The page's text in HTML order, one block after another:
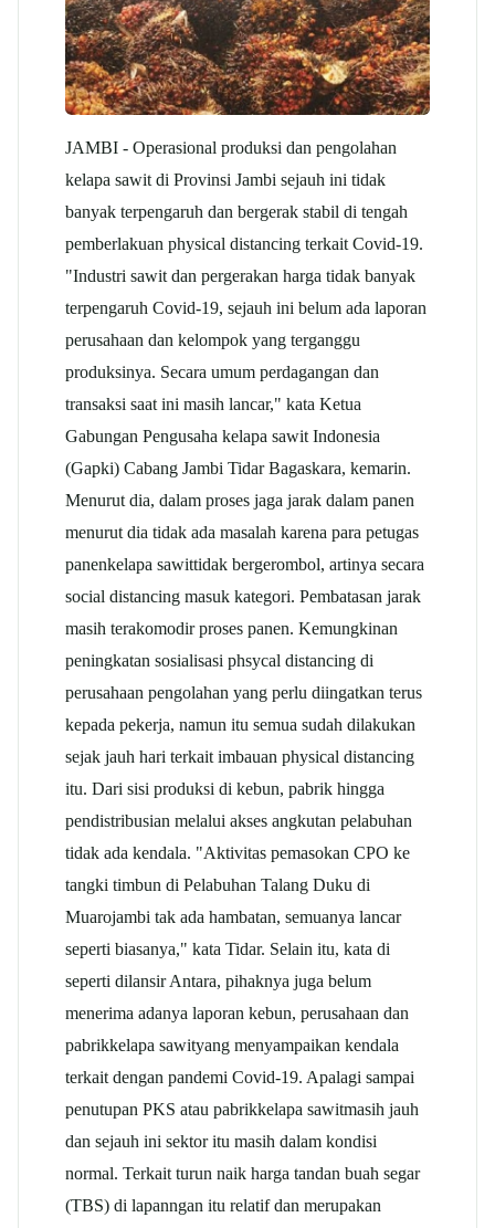
JAMBI - Operasional produksi dan pengolahan
kelapa sawitdi Provinsi Jambi sejauh ini tidak
banyak terpengaruh dan bergerak stabil di tengah
pemberlakuan physical distancing terkait Covid-19.
"Industri sawit dan pergerakan harga tidak banyak
terpengaruh Covid-19, sejauh ini belum ada laporan
perusahaan dan kelompok yang terganggu
produksinya. Secara umum perdagangan dan
transaksi saat ini masih lancar," kata Ketua
Gabungan Pengusaha kelapa sawitIndonesia
(Gapki) Cabang Jambi Tidar Bagaskara, kemarin.
Menurut dia, dalam proses jaga jarak dalam panen
menurut dia tidak ada masalah karena para petugas
panenkelapa sawittidak bergerombol, artinya secara
social distancing masuk kategori. Pembatasan jarak
masih terakomodir proses panen. Kemungkinan
peningkatan sosialisasi phsycal distancing di
perusahaan pengolahan yang perlu diingatkan terus
kepada pekerja, namun itu semua sudah dilakukan
sejak jauh hari terkait imbauan physical distancing
itu. Dari sisi produksi di kebun, pabrik hingga
pendistribusian melalui akses angkutan pelabuhan
tidak ada kendala. "Aktivitas pemasokan CPO ke
tangki timbun di Pelabuhan Talang Duku di
Muarojambi tak ada hambatan, semuanya lancar
seperti biasanya," kata Tidar. Selain itu, kata di
seperti dilansir Antara, pihaknya juga belum
menerima adanya laporan kebun, perusahaan dan
pabrikkelapa sawityang menyampaikan kendala
terkait dengan pandemi Covid-19. Apalagi sampai
penutupan PKS atau pabrikkelapa sawitmasih jauh
dan sejauh ini sektor itu masih dalam kondisi
normal. Terkait turun naik harga tandan buah segar
(TBS) di lapanngan itu relatif dan merupakan